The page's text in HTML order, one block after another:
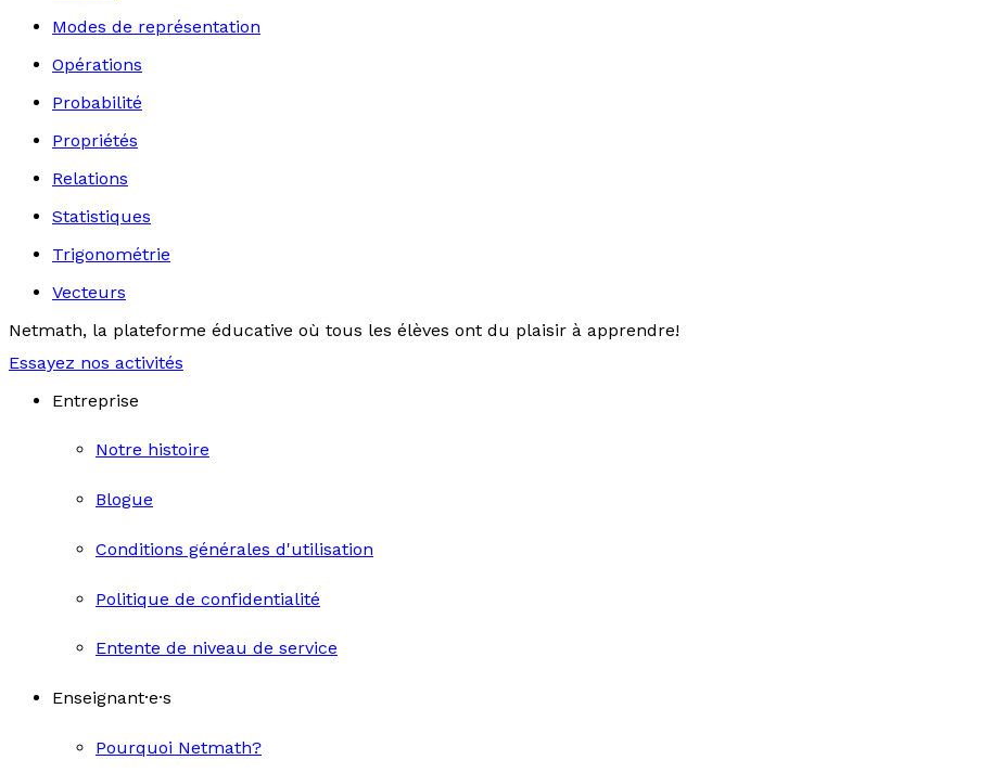
Modes de représentation
Opérations
Probabilité
Propriétés
Relations
Statistiques
Trigonométrie
Vecteurs
Netmath, la plateforme éducative où tous les élèves ont du plaisir à apprendre!
Essayez nos activités
Entreprise
Notre histoire
Blogue
Conditions générales d'utilisation
Politique de confidentialité
Entente de niveau de service
Enseignant·e·s
Pourquoi Netmath?